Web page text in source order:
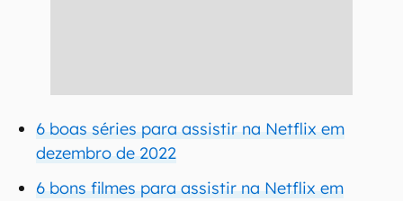
6 boas séries para assistir na Netflix em
dezembro de 2022
6 bons filmes para assistir na Netflix em